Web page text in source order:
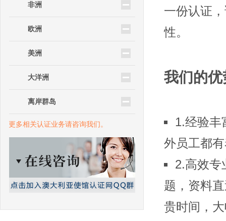
非洲
欧洲
美洲
大洋洲
离岸群岛
更多相关认证业务请咨询我们。
一份认证
性。
我们的优
1.经验
外员工都
2.高效
题，资料
贵时间，